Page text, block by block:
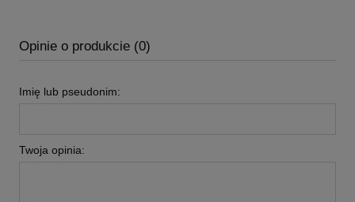
Opinie o produkcie (0)
Imię lub pseudonim:
Twoja opinia: